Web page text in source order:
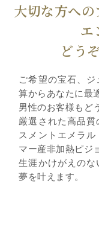
大切な方への
エ
どう
ご希望の宝石、
算からあなたに最
男性のお客様もど
厳選された高品
スメントエメラ
マー産非加熱ピジ
生涯かけがえのな
夢を叶えます。